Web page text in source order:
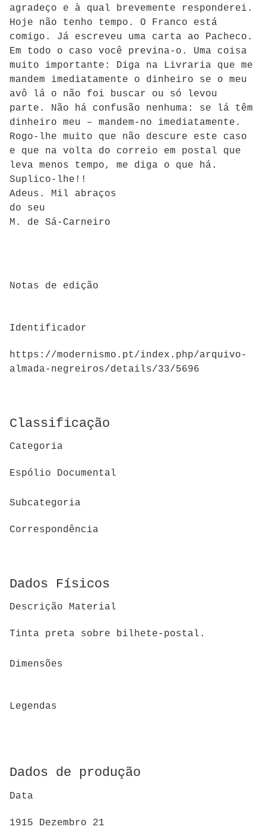
agradeço e à qual brevemente responderei.
Hoje não tenho tempo. O Franco está
comigo. Já escreveu uma carta ao Pacheco.
Em todo o caso você previna-o. Uma coisa
muito importante: Diga na Livraria que me
mandem imediatamente o dinheiro se o meu
avô lá o não foi buscar ou só levou
parte. Não há confusão nenhuma: se lá têm
dinheiro meu – mandem-no imediatamente.
Rogo-lhe muito que não descure este caso
e que na volta do correio em postal que
leva menos tempo, me diga o que há.
Suplico-lhe!!
Adeus. Mil abraços
do seu
M. de Sá-Carneiro
Notas de edição
Identificador
https://modernismo.pt/index.php/arquivo-
almada-negreiros/details/33/5696
Classificação
Categoria
Espólio Documental
Subcategoria
Correspondência
Dados Físicos
Descrição Material
Tinta preta sobre bilhete-postal.
Dimensões
Legendas
Dados de produção
Data
1915 Dezembro 21